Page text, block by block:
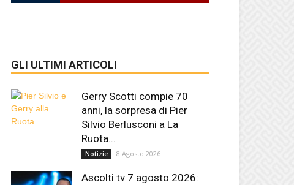
GLI ULTIMI ARTICOLI
Gerry Scotti compie 70
anni, la sorpresa di Pier
Silvio Berlusconi a La
Ruota...
Notizie 8 Agosto 2026
Ascolti tv 7 agosto 2026: